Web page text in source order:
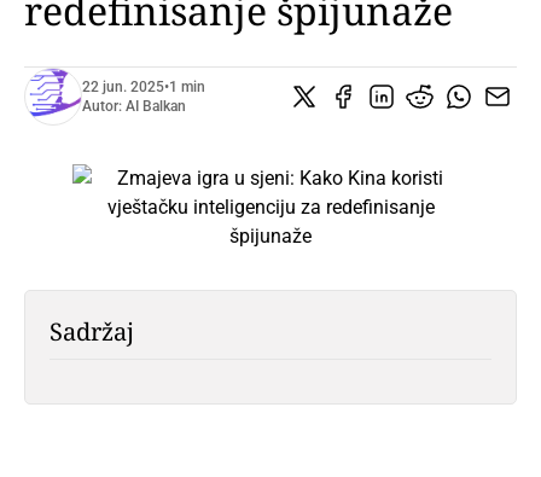
22 jun. 2025•1 min
Autor: AI Balkan
Sadržaj